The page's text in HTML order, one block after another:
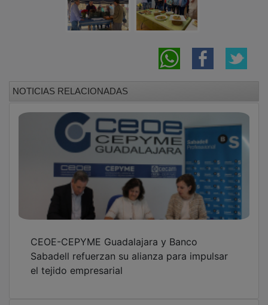
el tejido empresarial
AJE Guadalajara acerca la inteligencia
artificial al tejido empresarial en Azuqueca
de Henares